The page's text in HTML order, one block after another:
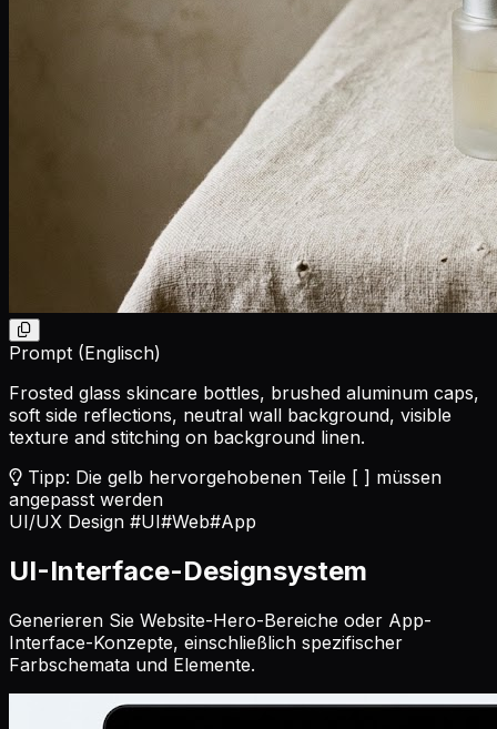
Prompt (Englisch)
Frosted glass skincare bottles, brushed aluminum caps,
soft side reflections, neutral wall background, visible
texture and stitching on background linen.
Tipp: Die gelb hervorgehobenen Teile [ ] müssen
angepasst werden
UI/UX Design #UI#Web#App
UI-Interface-Designsystem
Generieren Sie Website-Hero-Bereiche oder App-
Interface-Konzepte, einschließlich spezifischer
Farbschemata und Elemente.